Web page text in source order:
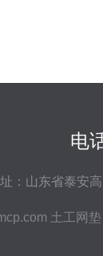
电
：山东省泰安
土工网垫